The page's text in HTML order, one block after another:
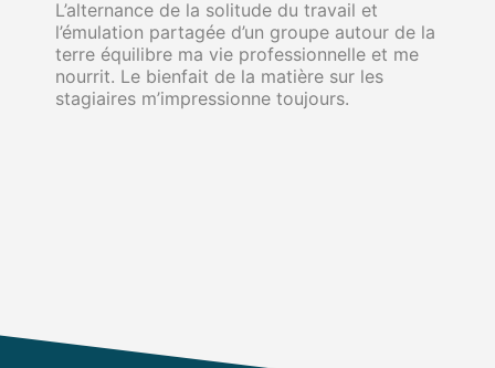
L’alternance de la solitude du travail et
l’émulation partagée d’un groupe autour de la
terre équilibre ma vie professionnelle et me
nourrit. Le bienfait de la matière sur les
stagiaires m’impressionne toujours.